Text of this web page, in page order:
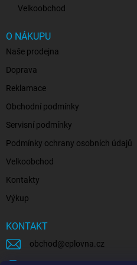
Velkoobchod
O NÁKUPU
Naše prodejna
Doprava
Reklamace
Obchodní podmínky
Servisní podmínky
Podmínky ochrany osobních údajů
Velkoobchod
Kontakty
Výkup
KONTAKT
obchod @eplovna.cz